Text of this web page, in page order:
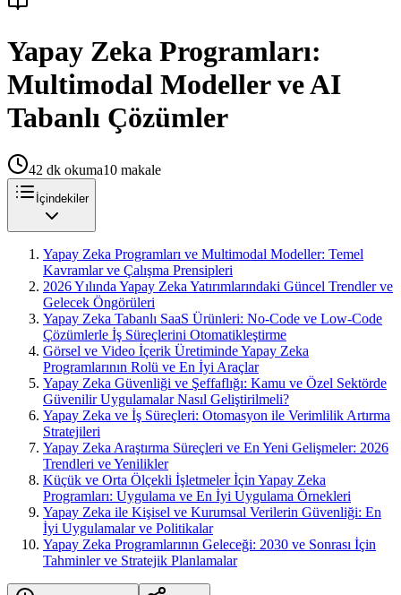
Yapay Zeka Programları:
Multimodal Modeller ve AI
Tabanlı Çözümler
42 dk okuma10 makale
İçindekiler
Yapay Zeka Programları ve Multimodal Modeller: Temel
Kavramlar ve Çalışma Prensipleri
2026 Yılında Yapay Zeka Yatırımlarındaki Güncel Trendler ve
Gelecek Öngörüleri
Yapay Zeka Tabanlı SaaS Ürünleri: No-Code ve Low-Code
Çözümlerle İş Süreçlerini Otomatikleştirme
Görsel ve Video İçerik Üretiminde Yapay Zeka
Programlarının Rolü ve En İyi Araçlar
Yapay Zeka Güvenliği ve Şeffaflığı: Kamu ve Özel Sektörde
Güvenilir Uygulamalar Nasıl Geliştirilmeli?
Yapay Zeka ve İş Süreçleri: Otomasyon ile Verimlilik Artırma
Stratejileri
Yapay Zeka Araştırma Süreçleri ve En Yeni Gelişmeler: 2026
Trendleri ve Yenilikler
Küçük ve Orta Ölçekli İşletmeler İçin Yapay Zeka
Programları: Uygulama ve En İyi Uygulama Örnekleri
Yapay Zeka ile Kişisel ve Kurumsal Verilerin Güvenliği: En
İyi Uygulamalar ve Politikalar
Yapay Zeka Programlarının Geleceği: 2030 ve Sonrası İçin
Tahminler ve Stratejik Planlamalar